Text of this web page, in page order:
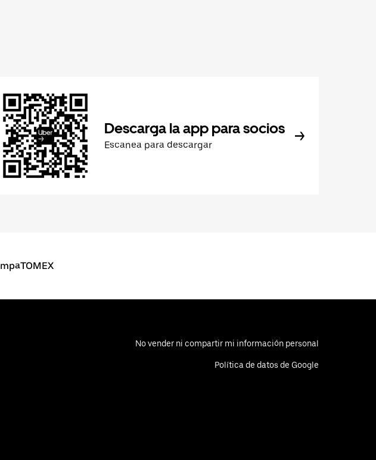
Descarga la app para socios
Escanea para descargar
No vender ni compartir mi información personal
Política de datos de Google